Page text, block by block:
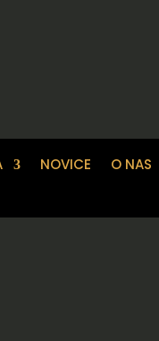
NOVICE O NAS